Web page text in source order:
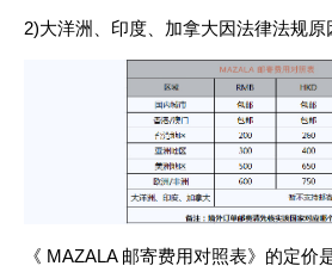
2)大洋洲、印度、加拿大因法律法规原
《 MAZALA 邮寄费用对照表》的定价